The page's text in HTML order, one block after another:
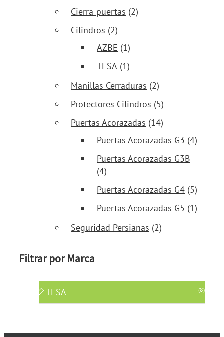
Cierra-puertas (2)
Cilindros (2)
AZBE (1)
TESA (1)
Manillas Cerraduras (2)
Protectores Cilindros (5)
Puertas Acorazadas (14)
Puertas Acorazadas G3 (4)
Puertas Acorazadas G3B
(4)
Puertas Acorazadas G4 (5)
Puertas Acorazadas G5 (1)
Seguridad Persianas (2)
Filtrar por Marca
TESA (8)